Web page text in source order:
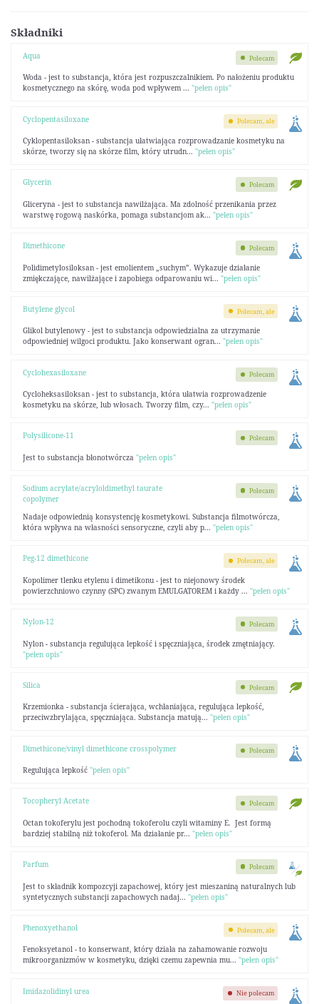
Składniki
Aqua
Woda - jest to substancja, która jest rozpuszczalnikiem. Po nałożeniu produktu
kosmetycznego na skórę, woda pod wpływem ... "pełen opis"
Polecam
Cyclopentasiloxane
Cyklopentasiloksan - substancja ułatwiająca rozprowadzanie kosmetyku na
skórze, tworzy się na skórze film, który utrudn... "pełen opis"
Polecam, ale
Glycerin
Gliceryna - jest to substancja nawilżająca. Ma zdolność przenikania przez
warstwę rogową naskórka, pomaga substancjom ak... "pełen opis"
Polecam
Dimethicone
Polidimetylosiloksan - jest emolientem „suchym”. Wykazuje działanie
zmiękczające, nawilżające i zapobiega odparowaniu wi... "pełen opis"
Polecam
Butylene glycol
Glikol butylenowy - jest to substancja odpowiedzialna za utrzymanie
odpowiedniej wilgoci produktu. Jako konserwant ogran... "pełen opis"
Polecam, ale
Cyclohexasiloxane
Cycloheksasiloksan - jest to substancja, która ułatwia rozprowadzenie
kosmetyku na skórze, lub włosach. Tworzy film, czy... "pełen opis"
Polecam
Polysilicone-11
Jest to substancja błonotwórcza "pełen opis"
Polecam
Sodium acrylate/acryloldimethyl taurate
copolymer
Nadaje odpowiednią konsystencję kosmetykowi. Substancja filmotwórcza,
która wpływa na własności sensoryczne, czyli aby p... "pełen opis"
Polecam
Peg-12 dimethicone
Kopolimer tlenku etylenu i dimetikonu - jest to niejonowy środek
powierzchniowo czynny (SPC) zwanym EMULGATOREM i każdy ... "pełen opis"
Polecam, ale
Nylon-12
Nylon - substancja regulująca lepkość i spęczniająca, środek zmętniający.
"pełen opis"
Polecam
Silica
Krzemionka - substancja ścierająca, wchłaniająca, regulująca lepkość,
przeciwzbrylająca, spęczniająca. Substancja matują... "pełen opis"
Polecam
Dimethicone/vinyl dimethicone crosspolymer
Regulująca lepkość "pełen opis"
Polecam
Tocopheryl Acetate
Octan tokoferylu jest pochodną tokoferolu czyli witaminy E. Jest formą
bardziej stabilną niż tokoferol. Ma działanie pr... "pełen opis"
Polecam
Parfum
Jest to składnik kompozcyji zapachowej, który jest mieszaniną naturalnych lub
syntetycznych substancji zapachowych nadaj... "pełen opis"
Polecam
Phenoxyethanol
Fenoksyetanol - to konserwant, który działa na zahamowanie rozwoju
mikroorganizmów w kosmetyku, dzięki czemu zapewnia mu... "pełen opis"
Polecam, ale
Imidazolidinyl urea Nie polecam